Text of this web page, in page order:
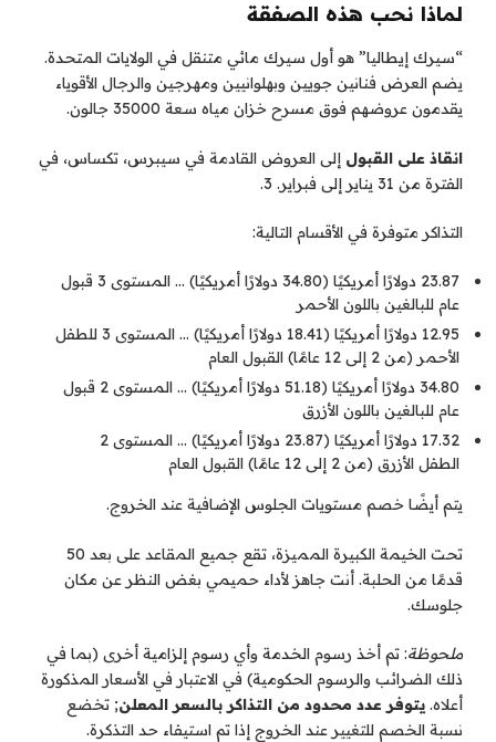
لماذا نحب هذه الصفقة
“سيرك إيطاليا” هو أول سيرك مائي متنقل في الولايات المتحدة.
يضم العرض فنانين جويين وبهلوانيين ومهرجين والرجال الأقوياء
يقدمون عروضهم فوق مسرح خزان مياه سعة 35000 جالون.
انقاذ على القبول إلى العروض القادمة في سيبرس، تكساس، في
الفترة من 31 يناير إلى فبراير. 3.
التذاكر متوفرة في الأقسام التالية:
23.87 دولارًا أمريكيًا (34.80 دولارًا أمريكيًا) … المستوى 3 قبول
عام للبالغين باللون الأحمر
12.95 دولارًا أمريكيًا (18.41 دولارًا أمريكيًا) … المستوى 3 للطفل
الأحمر (من 2 إلى 12 عامًا) القبول العام
34.80 دولارًا أمريكيًا (51.18 دولارًا أمريكيًا) … المستوى 2 قبول
عام للبالغين باللون الأزرق
17.32 دولارًا أمريكيًا (23.87 دولارًا أمريكيًا) … المستوى 2
الطفل الأزرق (من 2 إلى 12 عامًا) القبول العام
يتم أيضًا خصم مستويات الجلوس الإضافية عند الخروج.
تحت الخيمة الكبيرة المميزة، تقع جميع المقاعد على بعد 50
قدمًا من الحلبة. أنت جاهز لأداء حميمي بغض النظر عن مكان
جلوسك.
ملحوظة: تم أخذ رسوم الخدمة وأي رسوم إلزامية أخرى (بما في
ذلك الضرائب والرسوم الحكومية) في الاعتبار في الأسعار المذكورة
أعلاه. يتوفر عدد محدود من التذاكر بالسعر المعلن; تخضع
نسبة الخصم للتغيير عند الخروج إذا تم استيفاء حد التذكرة.